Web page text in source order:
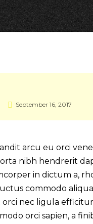
September 16, 2017
arcu eu orci
nibh hendrerit
in dictum a,
commodo
nec ligula
orci sapien, a